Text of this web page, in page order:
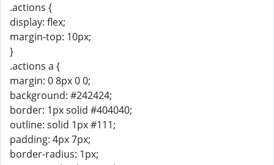
.actions {
display: flex;
margin-top: 10px;
}
.actions a {
margin: 0 8px 0 0;
background: #242424;
border: 1px solid #404040;
outline: solid 1px #111;
padding: 4px 7px;
border-radius: 1px;